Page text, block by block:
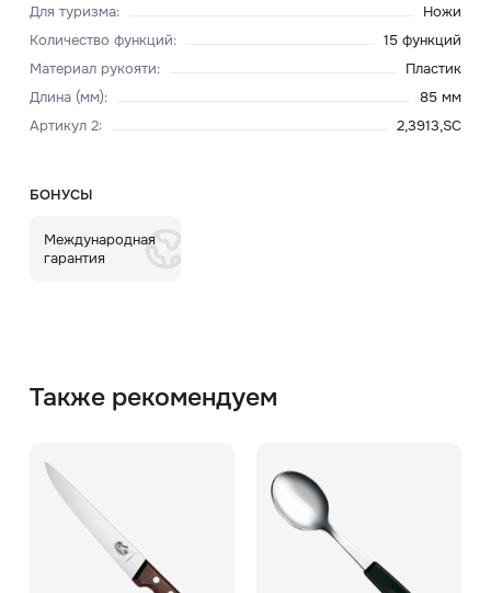
Для туризма:
Ножи
Количество функций:
15 функций
Материал рукояти:
Пластик
Длина (мм):
85 мм
Артикул 2: 2,3913,SC
БОНУСЫ
Международная
гарантия
Также рекомендуем